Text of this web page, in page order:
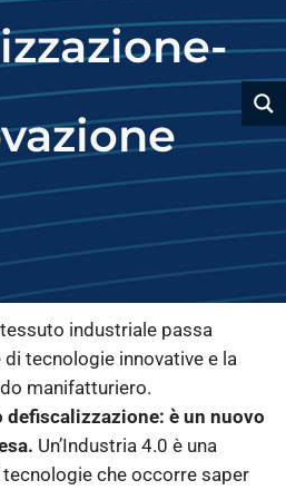
industriale passa
tecnologie innovative e la
manifatturiero.
è un nuovo
Un’Industria 4.0 è una
che occorre saper